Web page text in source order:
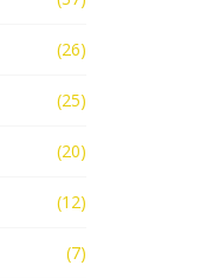
(26)
(25)
(20)
(12)
(7)